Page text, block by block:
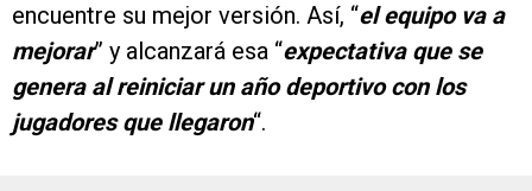
encuentre su mejor versión. Así, “el equipo va a
mejorar” y alcanzará esa “expectativa que se
genera al reiniciar un año deportivo con los
jugadores que llegaron“.